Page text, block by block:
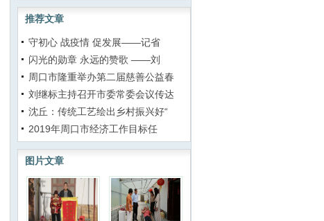
推荐文章
守初心 战疫情 促发展——记省
闪光的勋章 永远的赞歌 ——刘
周口市隆重举办第二届慈善公益春
刘继标主持召开市委常委会议传达
沈丘：传统工艺绘出乡村振兴好“
2019年周口市经济工作目标任
图片文章